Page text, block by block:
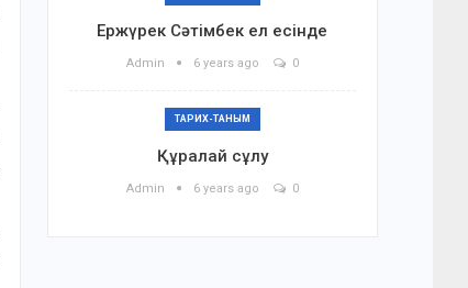
Ержүрек Сәтімбек ел есінде
Admin 6 years ago 0
ТАРИХ-ТАНЫМ
Құралай сұлу
Admin 6 years ago 0